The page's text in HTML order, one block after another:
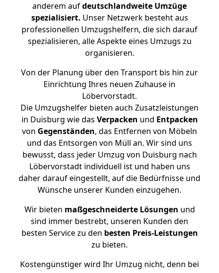
anderem aufdeutschlandweite Umzüge
spezialisiert. Unser Netzwerk besteht aus
professionellen Umzugshelfern, die sich darauf
spezialisieren, alle Aspekte eines Umzugs zu
organisieren.
Von der Planung über den Transport bis hin zur
Einrichtung Ihres neuen Zuhause in
Löbervorstadt.
Die Umzugshelfer bieten auch Zusatzleistungen
in Duisburg wie das Verpacken und Entpacken
von Gegenständen, das Entfernen von Möbeln
und das Entsorgen von Müll an. Wir sind uns
bewusst, dass jeder Umzug von Duisburg nach
Löbervorstadt individuell ist und haben uns
daher darauf eingestellt, auf die Bedürfnisse und
Wünsche unserer Kunden einzugehen.
Wir bieten maßgeschneiderte Lösungen und
sind immer bestrebt, unseren Kunden den
besten Service zu den besten Preis-Leistungen
zu bieten.
Kostengünstiger wird Ihr Umzug nicht, denn bei